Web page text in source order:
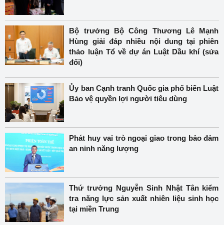
Bộ trưởng Bộ Công Thương Lê Mạnh
Hùng giải đáp nhiều nội dung tại phiên
thảo luận Tổ về dự án Luật Dầu khí (sửa
đổi)
Ủy ban Cạnh tranh Quốc gia phổ biến Luật
Bảo vệ quyền lợi người tiêu dùng
Phát huy vai trò ngoại giao trong bảo đảm
an ninh năng lượng
Thứ trưởng Nguyễn Sinh Nhật Tân kiểm
tra năng lực sản xuất nhiên liệu sinh học
tại miền Trung